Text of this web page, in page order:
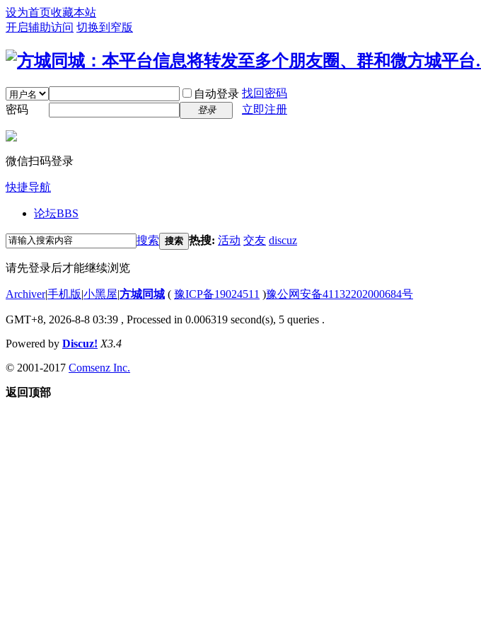
设为首页收藏本站
开启辅助访问 切换到窄版
自动登录 找回密码
密码
登录 立即注册
微信扫码登录
快捷导航
论坛BBS
搜索 搜索 热搜: 活动 交友 discuz
请先登录后才能继续浏览
Archiver|手机版|小黑屋|方城同城 ( 豫ICP备19024511 )豫公网安备41132202000684号
GMT+8, 2026-8-8 03:39 , Processed in 0.006319 second(s), 5 queries .
Powered by Discuz! X3.4
© 2001-2017 Comsenz Inc.
返回顶部